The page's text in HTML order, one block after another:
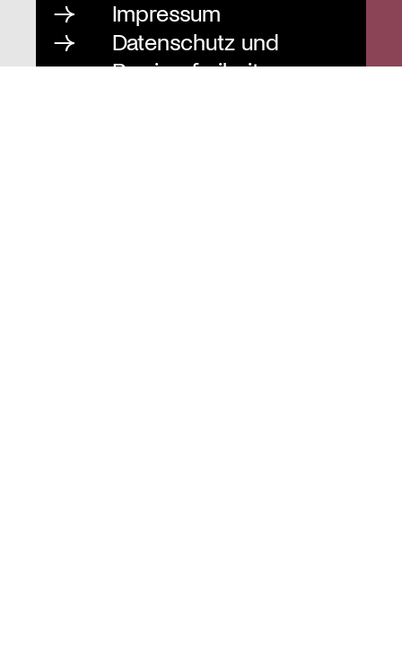
Impressum
Datenschutz und
Barrierefreiheit